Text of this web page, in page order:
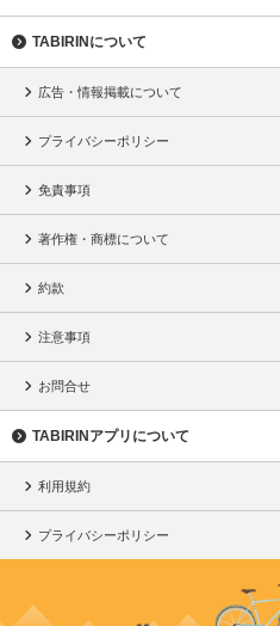
TABIRINについて
広告・情報掲載について
プライバシーポリシー
免責事項
著作権・商標について
約款
注意事項
お問合せ
TABIRINアプリについて
利用規約
プライバシーポリシー